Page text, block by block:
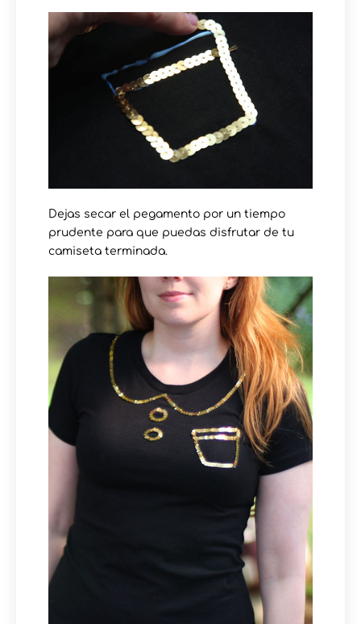
Dejas secar el pegamento por un tiempo
prudente para que puedas disfrutar de tu
camiseta terminada.